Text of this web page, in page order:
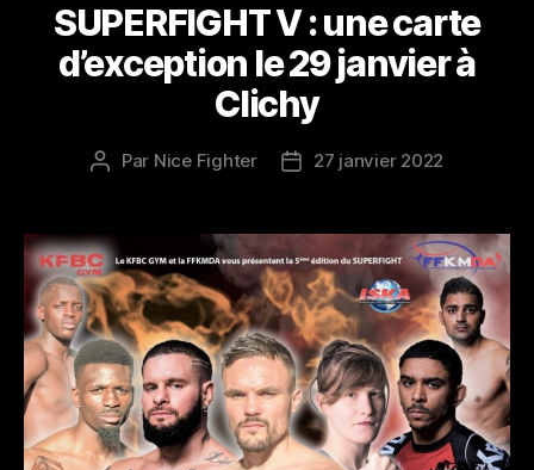
SUPERFIGHT V : une carte
d’exception le 29 janvier à
Clichy
Auteur
Par Nice Fighter
Date27 janvier 2022